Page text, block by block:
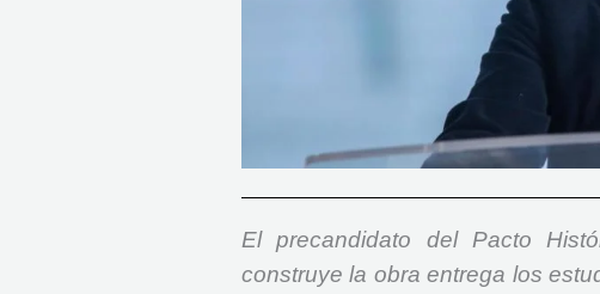
El precandidato del Pacto
construye la obra entrega los